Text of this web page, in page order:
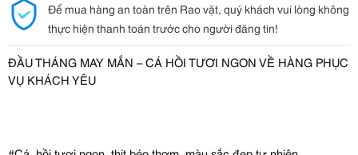
Để mua hàng an toàn trên Rao vặt, quý khách vui lòng không
thực hiện thanh toán trước cho người đăng tin!
ĐẦU THÁNG MAY MẮN – CÁ HỒI TƯƠI NGON VỀ HÀNG PHỤC
VỤ KHÁCH YÊU